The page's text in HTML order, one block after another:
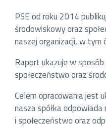
PSE od roku 2014
środowiskowy oraz
naszej organizacji, w
Raport ukazuje w
społeczeństwo oraz
Celem opracowania jest
nasza spółka
i społeczeństwo oraz